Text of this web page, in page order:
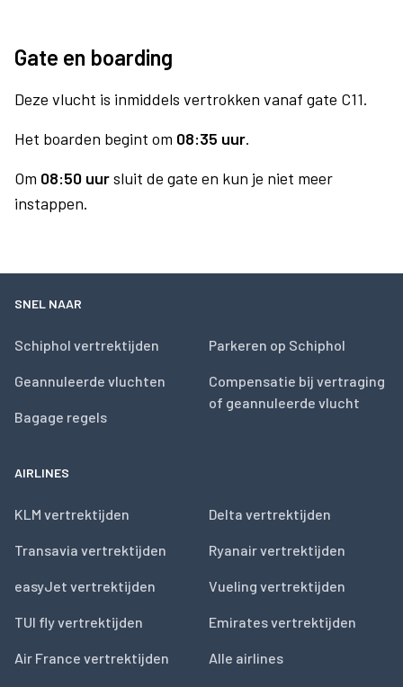
Gate en boarding
Deze vlucht is inmiddels vertrokken vanaf gate C11.
Het boarden begint om 08:35 uur.
Om 08:50 uursluit de gate en kun je niet meer
instappen.
SNEL NAAR
Schiphol vertrektijden
Geannuleerde vluchten
Bagage regels
Parkeren op Schiphol
Compensatie bij vertraging
of geannuleerde vlucht
AIRLINES
KLM vertrektijden
Transavia vertrektijden
easyJet vertrektijden
TUI fly vertrektijden
Air France vertrektijden
Delta vertrektijden
Ryanair vertrektijden
Vueling vertrektijden
Emirates vertrektijden
Alle airlines